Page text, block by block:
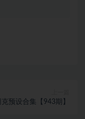
预设合集【943期】